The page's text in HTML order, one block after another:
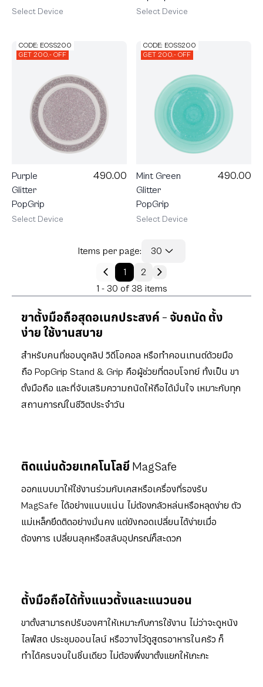
Select Device Select Device
CODE: EOSS200
GET 200.- OFF
Purple
Glitter
PopGrip
490.00
Select Device
CODE: EOSS200
GET 200.- OFF
Mint Green
Glitter
PopGrip
490.00
Select Device
1 - 30 of 38 items
1 2
Items per page: 30
ขาตั้งมือถือสุดอเนกประสงค์ – จับถนัด ตั้ง
ง่าย ใช้งานสบาย
สำหรับคนที่ชอบดูคลิป วิดีโอคอล หรือทำคอนเทนต์ด้วยมือ
ถือ PopGrip Stand & Grip คือผู้ช่วยที่ตอบโจทย์ ทั้งเป็น ขา
ตั้งมือถือ และที่จับเสริมความถนัดให้ถือได้มั่นใจ เหมาะกับทุก
สถานการณ์ในชีวิตประจำวัน
ติดแน่นด้วยเทคโนโลยี MagSafe
ออกแบบมาให้ใช้งานร่วมกับเคสหรือเครื่องที่รองรับ
MagSafe ได้อย่างแนบแน่น ไม่ต้องกลัวหล่นหรือหลุดง่าย ตัว
แม่เหล็กยึดติดอย่างมั่นคง แต่ยังถอดเปลี่ยนได้ง่ายเมื่อ
ต้องการ เปลี่ยนลุคหรือสลับอุปกรณ์ก็สะดวก
ตั้งมือถือได้ทั้งแนวตั้งและแนวนอน
ขาตั้งสามารถปรับองศาให้เหมาะกับการใช้งาน ไม่ว่าจะดูหนัง
ไลฟ์สด ประชุมออนไลน์ หรือวางไว้ดูสูตรอาหารในครัว ก็
ทำได้ครบจบในชิ้นเดียว ไม่ต้องพึ่งขาตั้งแยกให้เกะกะ